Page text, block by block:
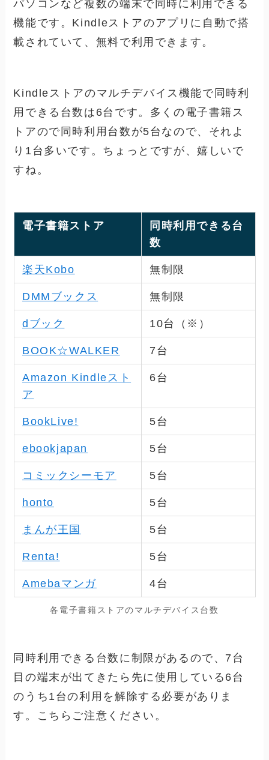
パソコンなど複数の端末で同時に利用できる
機能です。Kindleストアのアプリに自動で搭
載されていて、無料で利用できます。
Kindleストアのマルチデバイス機能で同時利
用できる台数は6台です。多くの電子書籍ス
トアので同時利用台数が5台なので、それよ
り1台多いです。ちょっとですが、嬉しいで
すね。
電子書籍ストア
同時利用できる台
数
楽天Kobo 無制限
DMMブックス 無制限
dブック 10台（※）
BOOK☆WALKER 7 台
Amazon Kindleスト
ア
6台
BookLive! 5台
ebookjapan 5台
コミックシーモア 5台
honto 5台
まんが王国 5台
Renta! 5台
Amebaマンガ 4台
各電子書籍ストアのマルチデバイス台数
同時利用できる台数に制限があるので、7台
目の端末が出てきたら先に使用している6台
のうち1台の利用を解除する必要がありま
す。こちらご注意ください。